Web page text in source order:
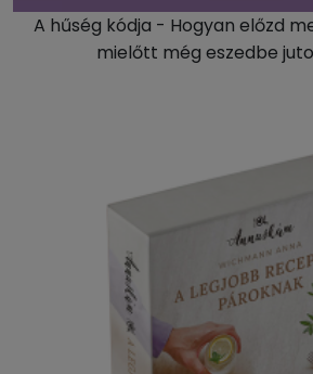
A hűség kódja - Hogyan előzd
mielőtt még eszedbe